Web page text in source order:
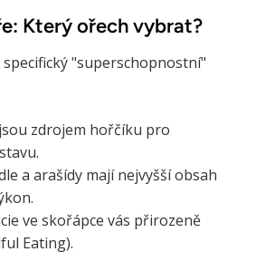
Který ořech vybrat?
specifický "superschopnostní"
zdrojem hořčíku pro
a arašídy mají nejvyšší obsah
ve skořápce vás přirozeně
Eating).